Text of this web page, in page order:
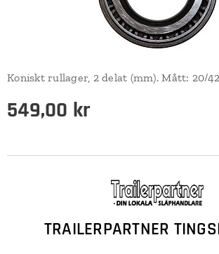
Koniskt rullager, 2 delat (mm). Mått: 20/
549,00 kr
TRAILERPARTNER